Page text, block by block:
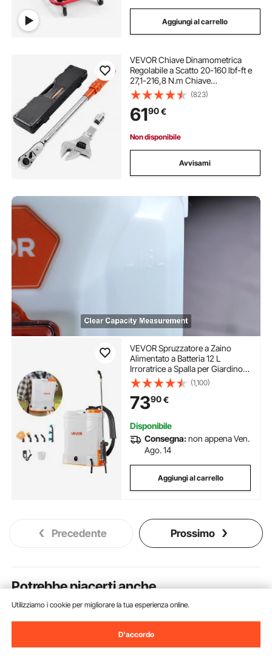
Aggiungi al carrello
VEVOR Chiave Dinamometrica
Regolabile a Scatto 20-160 lbf-ft e
27,1-216,8 N.m Chiave
Dinamometrica ad Alta Precisione,
Bidirezionale, 72 Denti, Adattatore,
Ganascia Intercambiabile, Testa a
Cricchetto
(823)
6190€
Non disponibile
Avvisami
VEVOR Spruzzatore a Zaino
Alimentato a Batteria 12 L
Irroratrice a Spalla per Giardino,
2 Lance Retrattili e 5 Ugelli,
Autonomia di 2 Ore, Spruzzatori
Portatili per Diserbanti, Bianco e
Arancione
(1,100)
7390€
Disponibile
Consegna:non appena Ven.
Ago. 14
Aggiungi al carrello
Precedente Prossimo
Potrebbe piacerti anche
Utilizziamo i cookie per migliorare la tua esperienza online.
D'accordo